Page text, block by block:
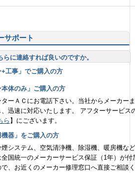
サポート
に連絡すれば良いのですか。
+工事」でご購入の方
本体のみ」ご購入の方
ーＡＣにお電話下さい。当社からメーカー
迅速に対応いたします。 アフターサービス
ら 】にございます。
機器」をご購入の方
システム、空気清浄機、除湿機、暖房機な
国統一のメーカーサービス保証（1年）が付
、お近くのメーカー修理窓口へ直接ご相談